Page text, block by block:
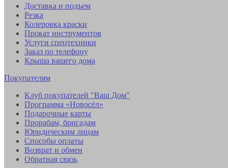
Доставка и подъем
Резка
Колеровка краски
Прокат инструментов
Услуги спецтехники
Заказ по телефону
Крыша вашего дома
Покупателям
Клуб покупателей "Ваш Дом"
Программа «Новосёл»
Подарочные карты
Прорабам, бригадам
Юридическим лицам
Способы оплаты
Возврат и обмен
Обратная связь